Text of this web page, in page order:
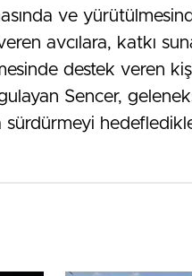
ve
avcılara, katkı
destek veren
Sencer,
sürdürmeyi